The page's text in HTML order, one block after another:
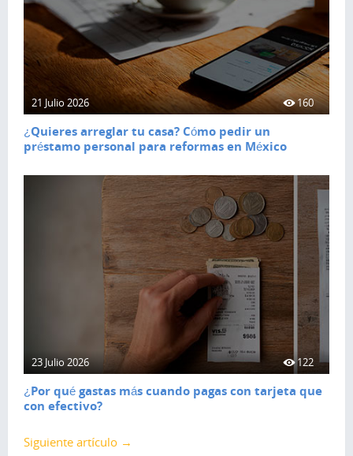
21 Julio 2026 160
¿Quieres arreglar tu casa? Cómo pedir un
préstamo personal para reformas en México
23 Julio 2026 122
¿Por qué gastas más cuando pagas con tarjeta que
con efectivo?
Siguiente artículo →